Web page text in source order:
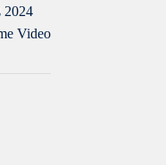
Video